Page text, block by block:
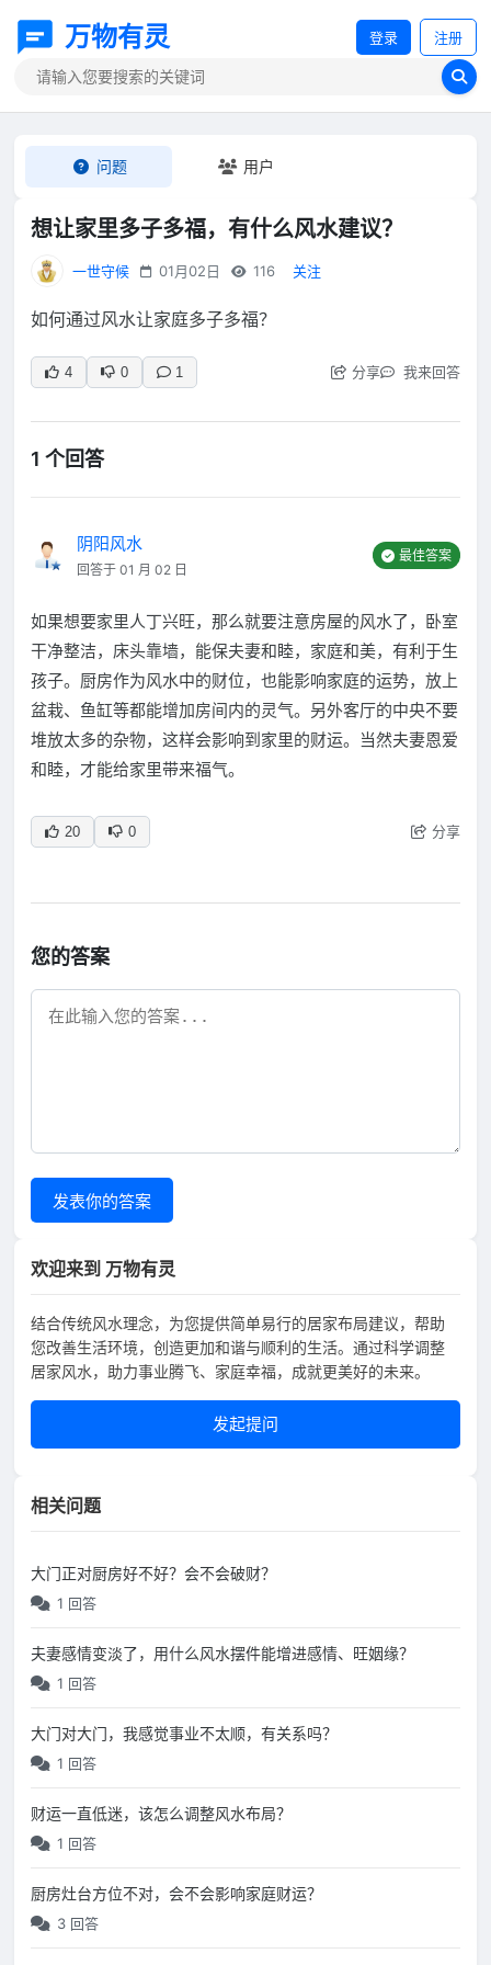
万物有灵 登录 注册
问题 用户
想让家里多子多福，有什么风水建议？
一世守候 01月02日 116 关注
如何通过风水让家庭多子多福？
4 0 1 分享 我来回答
1 个回答
阴阳风水
回答于 01 月 02 日
最佳答案
如果想要家里人丁兴旺，那么就要注意房屋的风水了，卧室
干净整洁，床头靠墙，能保夫妻和睦，家庭和美，有利于生
孩子。厨房作为风水中的财位，也能影响家庭的运势，放上
盆栽、鱼缸等都能增加房间内的灵气。另外客厅的中央不要
堆放太多的杂物，这样会影响到家里的财运。当然夫妻恩爱
和睦，才能给家里带来福气。
20 0 分享
您的答案
发表你的答案
欢迎来到 万物有灵
结合传统风水理念，为您提供简单易行的居家布局建议，帮助
您改善生活环境，创造更加和谐与顺利的生活。通过科学调整
居家风水，助力事业腾飞、家庭幸福，成就更美好的未来。
发起提问
相关问题
大门正对厨房好不好？会不会破财？
1 回答
夫妻感情变淡了，用什么风水摆件能增进感情、旺姻缘？
1 回答
大门对大门，我感觉事业不太顺，有关系吗？
1 回答
财运一直低迷，该怎么调整风水布局？
1 回答
厨房灶台方位不对，会不会影响家庭财运？
3 回答